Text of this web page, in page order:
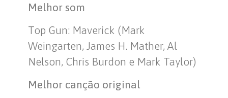
Melhor som
Top Gun: Maverick (Mark
Weingarten, James H. Mather, Al
Nelson, Chris Burdon e Mark Taylor)
Melhor canção original